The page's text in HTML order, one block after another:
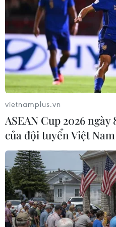
Thương mại Việt Nam-
hướng tới những động
trưởng mới
08/08/2026 03:29
Nghệ An: OCOP đã có
vì sao nông sản vẫn lo
08/08/2026 03:28
Quảng Trị quyết tâm bàn
mặt bằng Dự án Nhà máy
LIG-Hướng Hóa 1
vietnamplus.vn
ASEAN Cup 2026
của đội tuyển Việt